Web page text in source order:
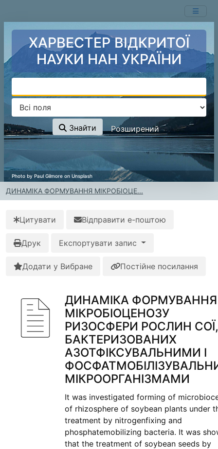
ХАРВЕСТЕР ВІДКРИТОЇ
НАУКИ НАН УКРАЇНИ
Знайти Розширений
ДИНАМІКА ФОРМУВАННЯ МІКРОБІОЦЕ...
Цитувати Відправити е-поштою
Друк Експортувати запис
Додати у Вибране Постійне посилання
ДИНАМІКА ФОРМУВАННЯ
МІКРОБІОЦЕНОЗУ
РИЗОСФЕРИ РОСЛИН СОЇ,
БАКТЕРИЗОВАНИХ
АЗОТФІКСУВАЛЬНИМИ І
МІКРООРГАНІЗМАМИ
It was investigated forming of
of rhizosphere of soybean plants under
treatment by nitrogenfixing and
phosphatemobilizing bacteria. It was
that the treatment of soybean seeds by